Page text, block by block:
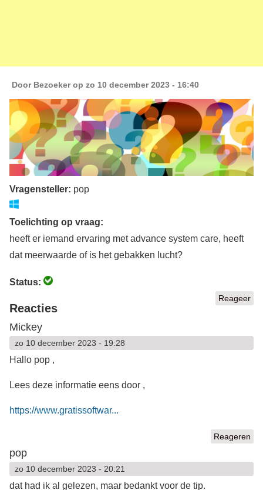
Door Bezoekerop zo 10 december 2023 - 16:40
Vragensteller: pop
Toelichting op vraag:
heeft er iemand ervaring met advance system care, heeft
dat meerwaarde of is het gebakken lucht?
Status:
Reageer
Reacties
Mickey
zo 10 december 2023 - 19:28
Hallo pop ,
Lees deze informatie eens door ,
https://www.gratissoftwar...
Reageren
pop
zo 10 december 2023 - 20:21
dat had ik al gelezen, maar bedankt voor de tip.